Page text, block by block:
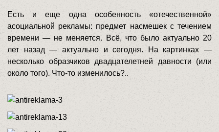
Есть и еще одна особенность «отечественной»
асоциальной рекламы: предмет насмешек с течением
времени — не меняется. Всё, что было актуально 20
лет назад — актуально и сегодня. На картинках —
несколько образчиков двадцателетней давности (или
около того). Что-то изменилось?..